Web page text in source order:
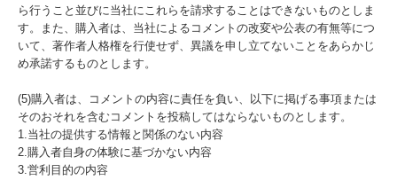
ら行うこと並びに当社にこれらを請求することはできないものとしま
す。また、購入者は、当社によるコメントの改変や公表の有無等につ
いて、著作者人格権を行使せず、異議を申し立てないことをあらかじ
め承諾するものとします。
(5)購入者は、コメントの内容に責任を負い、以下に掲げる事項または
そのおそれを含むコメントを投稿してはならないものとします。
1.当社の提供する情報と関係のない内容
2.購入者自身の体験に基づかない内容
3.営利目的の内容